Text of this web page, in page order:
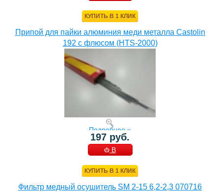
КУПИТЬ В 1 КЛИК
Припой для пайки алюминия меди металла Castolin
192 с флюсом (HTS-2000)
Подробнее »
197 руб.
В
КУПИТЬ В 1 КЛИК
Фильтр медный осушитель SM 2-15 6,2-2,3 070716